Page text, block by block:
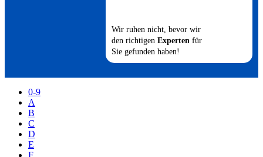
Wir ruhen nicht, bevor wir
den richtigen Experten für
Sie gefunden haben!
0-9
A
B
C
D
E
F